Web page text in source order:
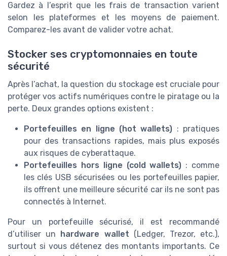
Gardez à l’esprit que les frais de transaction varient
selon les plateformes et les moyens de paiement.
Comparez-les avant de valider votre achat.
Stocker ses cryptomonnaies en toute
sécurité
Après l’achat, la question du stockage est cruciale pour
protéger vos actifs numériques contre le piratage ou la
perte. Deux grandes options existent :
Portefeuilles en ligne (hot wallets) : pratiques
pour des transactions rapides, mais plus exposés
aux risques de cyberattaque.
Portefeuilles hors ligne (cold wallets) : comme
les clés USB sécurisées ou les portefeuilles papier,
ils offrent une meilleure sécurité car ils ne sont pas
connectés à Internet.
Pour un portefeuille sécurisé, il est recommandé
d’utiliser un
hardware wallet (Ledger, Trezor, etc.),
surtout si vous détenez des montants importants. Ce